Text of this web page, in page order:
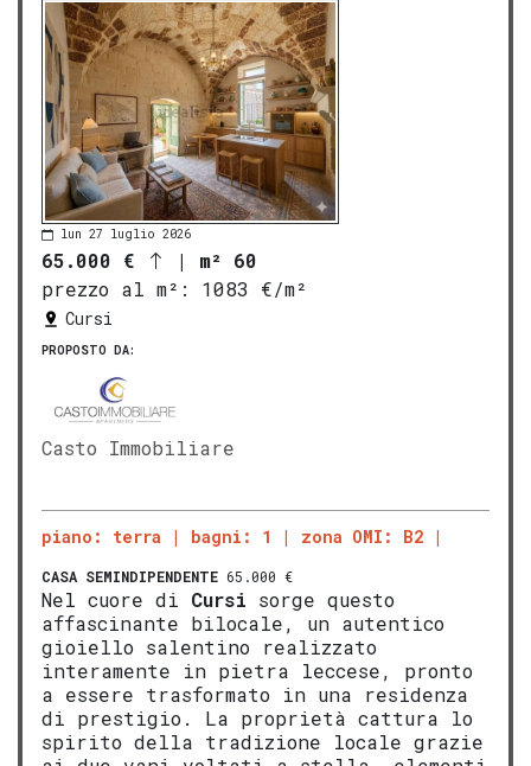
lun 27 luglio 2026
65.000 € | m² 60
prezzo al m²:
1083 €/m²
Cursi
PROPOSTO DA:
Casto Immobiliare
piano: terra bagni: 1 zona OMI: B2
CASA SEMINDIPENDENTE 65.000 €
Nel cuore di Cursi sorge questo
affascinante bilocale, un autentico
gioiello salentino realizzato
interamente in pietra leccese, pronto
a essere trasformato in una residenza
di prestigio. La proprietà cattura lo
spirito della tradizione locale grazie